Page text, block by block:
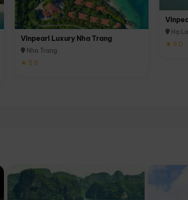
Vinpearl Luxury Nha Trang
Nha Trang
★ 5.0
Hạ
★ 5.0